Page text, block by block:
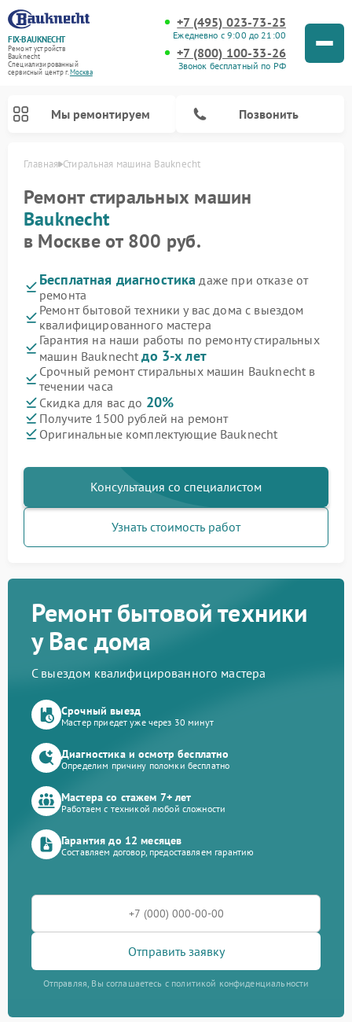
FIX-BAUKNECHT
Ремонт устройств
Bauknecht
Специализированный
cервисный центр г.Москва
+7 (495) 023-73-25
Ежедневно с 9:00 до 21:00
+7 (800) 100-33-26
Звонок бесплатный по РФ
Мы ремонтируем Позвонить
Главная Стиральная машина Bauknecht
Ремонт стиральных машин
Bauknecht
в Москве от 800 руб.
Бесплатная диагностика даже при отказе от
ремонта
Ремонт бытовой техники у вас дома с выездом
квалифицированного мастера
Гарантия на наши работы по ремонту стиральных
машин Bauknechtдо 3-х лет
Срочный ремонт стиральных машин Bauknecht в
течении часа
Скидка для вас до 20%
Получите 1500 рублей на ремонт
Оригинальные комплектующие Bauknecht
Консультация со специалистом
Узнать стоимость работ
Ремонт бытовой техники
у Вас дома
С выездом квалифицированного мастера
Срочный выезд
Мастер приедет уже через 30 минут
Диагностика и осмотр бесплатно
Определим причину поломки бесплатно
Мастера со стажем 7+ лет
Работаем с техникой любой сложности
Гарантия до 12 месяцев
Составляем договор, предоставляем гарантию
Отправить заявку
Отправляя, Вы соглашаетесь с политикой конфиденциальности